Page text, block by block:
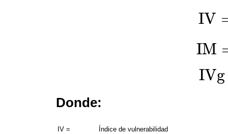
IV
IV =∅ e
IM
IM=IV× Le
IVg
IV g= T p
Donde:
IV = Índice de vulnerabilidad